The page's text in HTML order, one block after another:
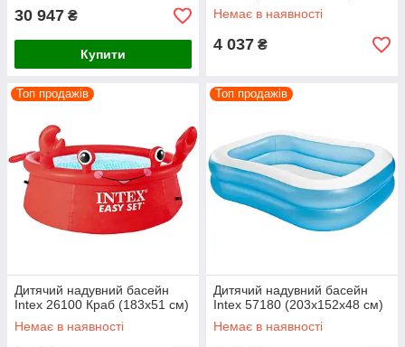
30 947 ₴
Купити
Немає в наявності
4 037 ₴
Топ продажів
Дитячий надувний басейн
Intex 26100 Краб (183х51 см)
Немає в наявності
Топ продажів
Дитячий надувний басейн
Intex 57180 (203х152х48 см)
Немає в наявності